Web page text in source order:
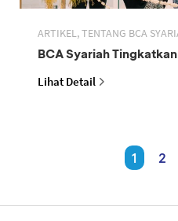
ARTIKEL, TENTANG BCA
BCA Syariah
Lihat Detail
1 2